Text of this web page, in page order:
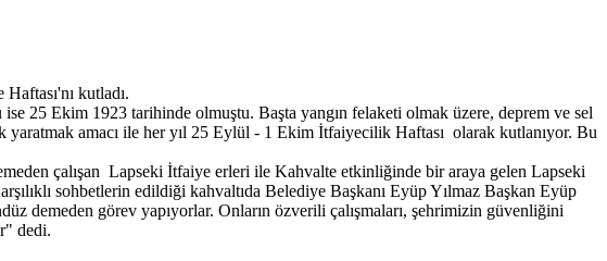
kutladı.
25 Ekim 1923 tarihinde olmuştu. Başta yangın felaketi olmak üzere, deprem ve sel
yaratmak amacı ile her yıl 25 Eylül - 1 Ekim İtfaiyecilik Haftası olarak kutlanıyor. Bu
çalışan Lapseki İtfaiye erleri ile Kahvalte etkinliğinde bir araya gelen Lapseki
sohbetlerin edildiği kahvaltıda Belediye Başkanı Eyüp Yılmaz Başkan Eyüp
demeden görev yapıyorlar. Onların özverili çalışmaları, şehrimizin güvenliğini
dedi.